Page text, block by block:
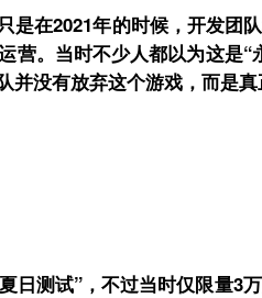
在2021年的时候，开发团
营。当时不少人都以为这是
没有放弃这个游戏，而是真
日测试”，不过当时仅限量3